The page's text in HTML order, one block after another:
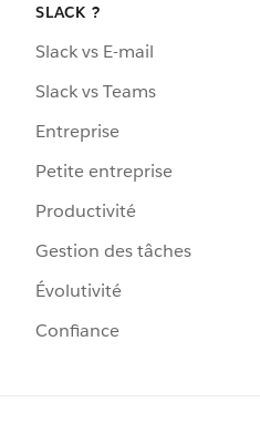
SLACK ?
Slack vs E-mail
Slack vs Teams
Entreprise
Petite entreprise
Productivité
Gestion des tâches
Évolutivité
Confiance